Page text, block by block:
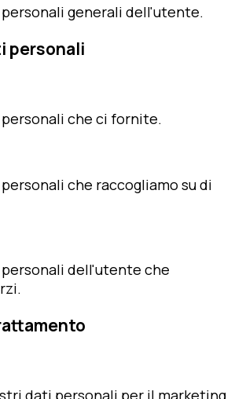
generali dell'utente.
personali
che ci fornite.
che raccogliamo su di
dell'utente che
dati personali per il marketing